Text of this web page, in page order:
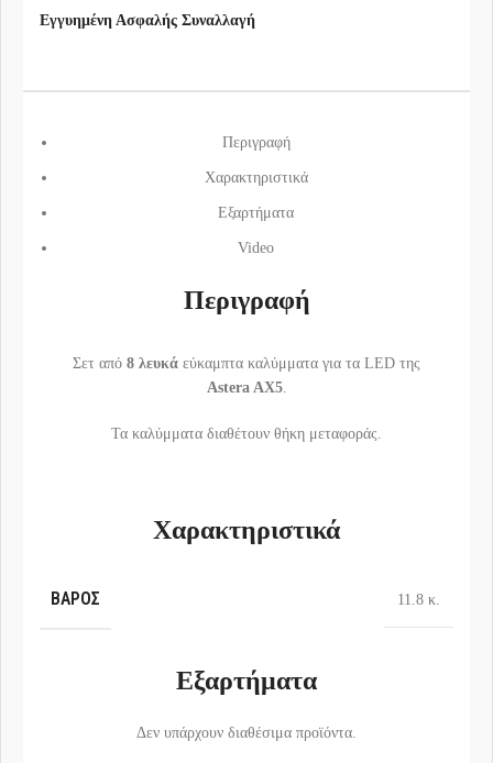
Εγγυημένη Ασφαλής Συναλλαγή
Περιγραφή
Χαρακτηριστικά
Εξαρτήματα
Video
Περιγραφή
Σετ από 8 λευκά εύκαμπτα καλύμματα για τα LED της
Astera AX5.
Τα καλύμματα διαθέτουν θήκη μεταφοράς.
Χαρακτηριστικά
ΒΆΡΟΣ 11.8 κ.
Εξαρτήματα
Δεν υπάρχουν διαθέσιμα προϊόντα.